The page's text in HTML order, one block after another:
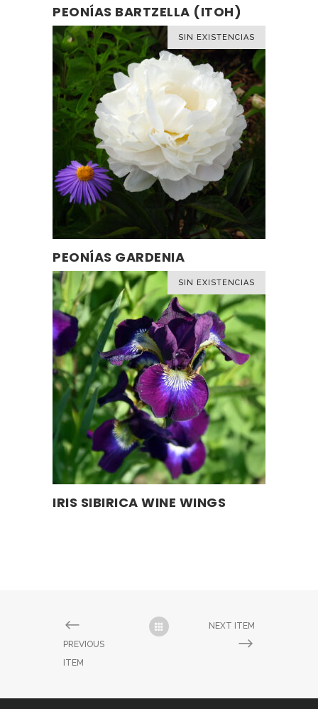
LEER MÁS
PEONÍAS BARTZELLA (ITOH)
SIN EXISTENCIAS
LEER MÁS
PEONÍAS GARDENIA
SIN EXISTENCIAS
SELECCIONAR OPCIONES
producto
pueden
elegir
la
IRIS SIBIRICA WINE WINGS
PREVIOUS
ITEM
NEXT ITEM